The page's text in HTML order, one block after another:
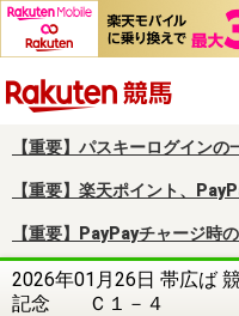
【重要】パスキーログインの
【重要】楽天ポイント、
【重要】PayPayチャージ時
2026年01月26日 帯広ば
記念 Ｃ１－４